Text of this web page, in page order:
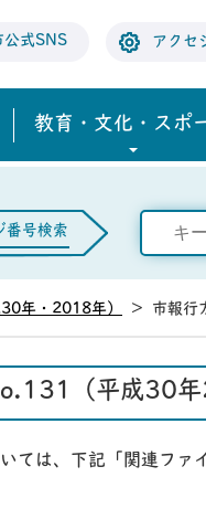
公式SNS アクセ
教育・文化・スポ
番号検索
年・2018年） > 市報行
（平成30年
ては、下記「関連ファ